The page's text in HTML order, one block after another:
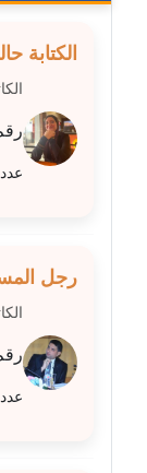
عاملة
مدونة
مدونة صفية
عاملة
مدونة
متوفي
مدونة طه
الكتابة
رجل